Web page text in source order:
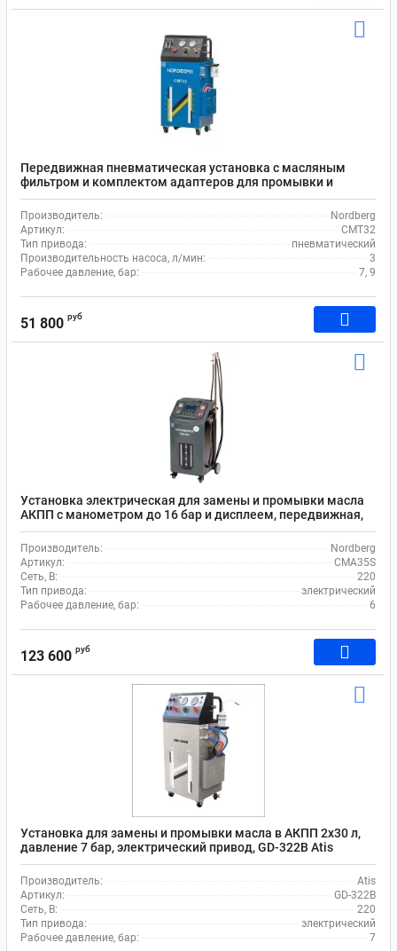
Передвижная пневматическая установка с масляным
фильтром и комплектом адаптеров для промывки и
замены жидкости АКПП Nordberg CMT32
Производитель:
Nordberg
Артикул:
CMT32
Тип привода:
пневматический
Производительность насоса, л/мин:
3
Рабочее давление, бар:
7, 9
51 800 руб
Установка электрическая для замены и промывки масла
АКПП с манометром до 16 бар и дисплеем, передвижная,
Nordberg CMA35S
Производитель:
Nordberg
Артикул:
CMA35S
Сеть, В:
220
Тип привода:
электрический
Рабочее давление, бар:
6
123 600 руб
Установка для замены и промывки масла в АКПП 2х30 л,
давление 7 бар, электрический привод, GD-322B Atis
Производитель:
Atis
Артикул:
GD-322B
Сеть, В:
220
Тип привода:
электрический
Рабочее давление, бар:
7